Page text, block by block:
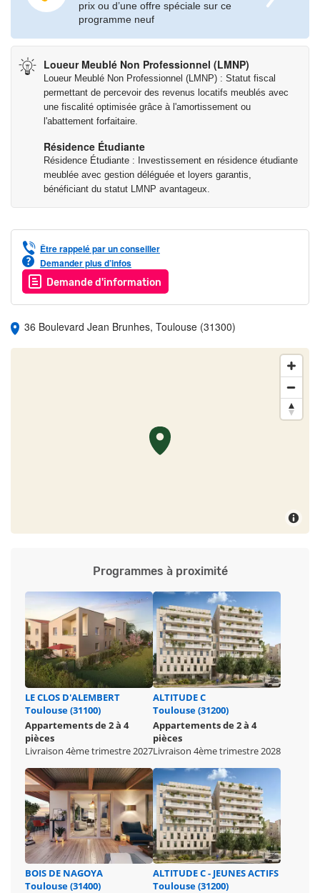
Patte d’Oie à 10 minutes à pied de la résidence, permettent de
rejoindre divers points stratégiques de Toulouse facilement.
Vous souhaitez vous lancer ? Contactez nous dès maintenant
et bénéficiez d’un accompagnement personnalisé avec l’un de
nos conseillers pour découvrir plus en détail le statut LMNP afin
de réaliser un investissement clé en main dans notre résidence
Les informations sur les risques auxquels ce bien est exposé
sont disponibles sur le site Géorisques :
www.georisques.gouv.fr
prix ou d’une offre spéciale sur ce
programme neuf
Loueur Meublé Non Professionnel (LMNP)
Loueur Meublé Non Professionnel (LMNP) : Statut fiscal
permettant de percevoir des revenus locatifs meublés avec
une fiscalité optimisée grâce à l'amortissement ou
l'abattement forfaitaire.
Résidence Étudiante
Résidence Étudiante : Investissement en résidence étudiante
meublée avec gestion déléguée et loyers garantis,
bénéficiant du statut LMNP avantageux.
Être rappelé par un conseiller
Demander plus d’infos
Demande d'information
36 Boulevard Jean Brunhes, Toulouse (31300)
Programmes à proximité
LE CLOS D'ALEMBERT
Toulouse (31100)
Appartements de 2 à 4
pièces
Livraison 4ème trimestre 2027
ALTITUDE C
Toulouse (31200)
Appartements de 2 à 4
pièces
Livraison 4ème trimestre 2028
BOIS DE NAGOYA
Toulouse (31400)
ALTITUDE C - JEUNES ACTIFS
Toulouse (31200)